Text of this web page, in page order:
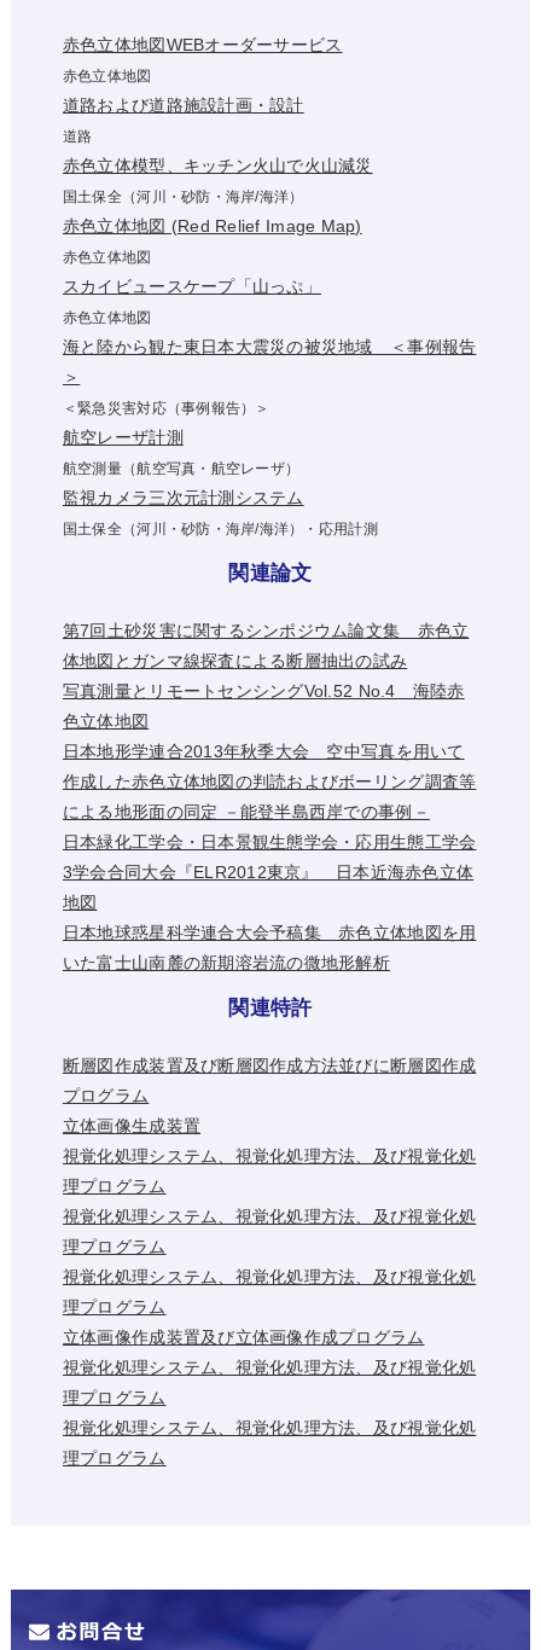
赤色立体地図WEBオーダーサービス
赤色立体地図
道路および道路施設計画・設計
道路
赤色立体模型、キッチン火山で火山減災
国土保全（河川・砂防・海岸/海洋）
赤色立体地図 (Red Relief Image Map)
赤色立体地図
スカイビュースケープ「山っぷ」
赤色立体地図
海と陸から観た東日本大震災の被災地域 ＜事例報告
＞
＜緊急災害対応（事例報告）＞
航空レーザ計測
航空測量（航空写真・航空レーザ）
監視カメラ三次元計測システム
国土保全（河川・砂防・海岸/海洋）・応用計測
関連論文
第7回土砂災害に関するシンポジウム論文集 赤色立
体地図とガンマ線探査による断層抽出の試み
写真測量とリモートセンシングVol.52 No.4 海陸赤
色立体地図
日本地形学連合2013年秋季大会 空中写真を用いて
作成した赤色立体地図の判読およびボーリング調査等
による地形面の同定 －能登半島西岸での事例－
日本緑化工学会・日本景観生態学会・応用生態工学会
3学会合同大会『ELR2012東京』 日本近海赤色立体
地図
日本地球惑星科学連合大会予稿集 赤色立体地図を用
いた富士山南麓の新期溶岩流の微地形解析
関連特許
断層図作成装置及び断層図作成方法並びに断層図作成
プログラム
立体画像生成装置
視覚化処理システム、視覚化処理方法、及び視覚化処
理プログラム
視覚化処理システム、視覚化処理方法、及び視覚化処
理プログラム
視覚化処理システム、視覚化処理方法、及び視覚化処
理プログラム
立体画像作成装置及び立体画像作成プログラム
視覚化処理システム、視覚化処理方法、及び視覚化処
理プログラム
視覚化処理システム、視覚化処理方法、及び視覚化処
理プログラム